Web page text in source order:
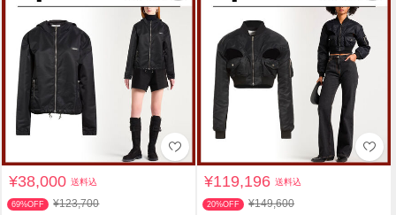
¥38,000送料込
69%OFF ¥123,700
¥119,196送料込
20%OFF ¥149,600